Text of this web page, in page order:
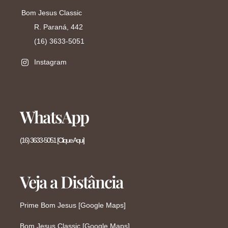
Bom Jesus Classic
R. Paraná, 442
(16) 3633-5051
Instagram
WhatsApp
(16) 3633-5051 [Clique Aqui]
Veja a Distância
Prime Bom Jesus [Google Maps]
Bom Jesus Classic [Google Maps]